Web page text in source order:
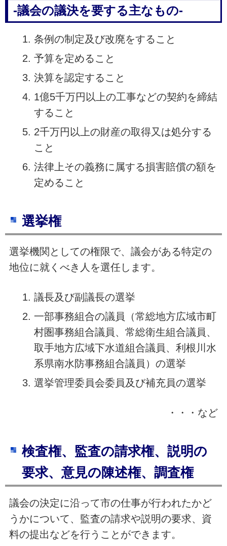
‐議会の議決を要する主なもの‐
条例の制定及び改廃をすること
予算を定めること
決算を認定すること
1億5千万円以上の工事などの契約を締結
すること
2千万円以上の財産の取得又は処分する
こと
法律上その義務に属する損害賠償の額を
定めること
選挙権
選挙機関としての権限で、議会がある特定の
地位に就くべき人を選任します。
議長及び副議長の選挙
一部事務組合の議員（常総地方広域市町
村圏事務組合議員、常総衛生組合議員、
取手地方広域下水道組合議員、利根川水
系県南水防事務組合議員）の選挙
選挙管理委員会委員及び補充員の選挙
・・・など
検査権、監査の請求権、説明の
要求、意見の陳述権、調査権
議会の決定に沿って市の仕事が行われたかど
うかについて、監査の請求や説明の要求、資
料の提出などを行うことができます。